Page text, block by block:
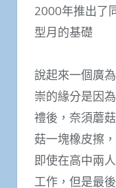
2000年推出了
型月的基礎
說起來一個廣
崇的緣分是因
禮後，奈須蘑
菇一塊橡皮擦
即使在高中兩
工作，但是最